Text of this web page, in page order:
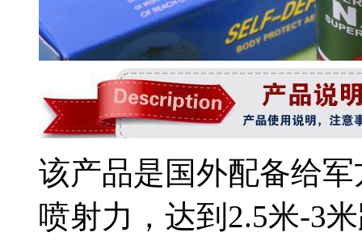
该产品是国外配备给
喷射力，达到2.5米-3